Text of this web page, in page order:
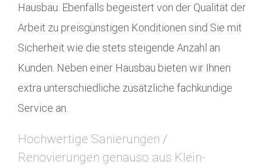
Hausbau. Ebenfalls begeistert von der Qualität der
Arbeit zu preisgünstigen Konditionen sind Sie mit
Sicherheit wie die stets steigende Anzahl an
Kunden. Neben einer Hausbau bieten wir Ihnen
extra unterschiedliche zusätzliche fachkundige
Service an.
Hochwertige Sanierungen /
Renovierungen genauso aus Klein-